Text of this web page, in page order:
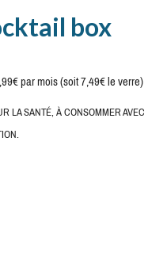
box
par mois (soit 7,49€ le verre)
LA SANTÉ, À CONSOMMER AVEC